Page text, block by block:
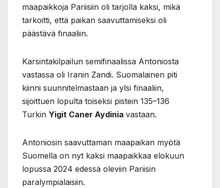
maapaikkoja Pariisiin oli tarjolla kaksi, mikä
tarkoitti, että paikan saavuttamiseksi oli
päästävä finaaliin.
Karsintakilpailun semifinaalissa Antoniosta
vastassa oli Iranin Zandi. Suomalainen piti
kiinni suunnitelmastaan ja ylsi finaaliin,
sijoittuen lopulta toiseksi pistein 135–136
Turkin Yigit Caner Aydinia vastaan.
Antoniosin saavuttaman maapaikan myötä
Suomella on nyt kaksi maapaikkaa elokuun
lopussa 2024 edessä oleviin Pariisin
paralympialaisiin.